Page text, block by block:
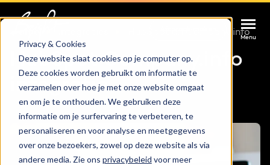
Privacy & Cookies
Deze website slaat cookies op je computer op.
Deze cookies worden gebruikt om informatie te
verzamelen over hoe je met onze website omgaat
en om je te onthouden. We gebruiken deze
informatie om je surfervaring te verbeteren, te
personaliseren en voor analyse en meetgegevens
over onze bezoekers, zowel op deze website als via
andere media. Zie ons privacybeleid voor meer
Menu
Menu
Services
HUBSPOT SERVICES
HubSpot implementatie
Cases
Branches
Menu
Could not loads results. Please refresh the
HubSpot an Company.info
HubSpot Company.info
integratie